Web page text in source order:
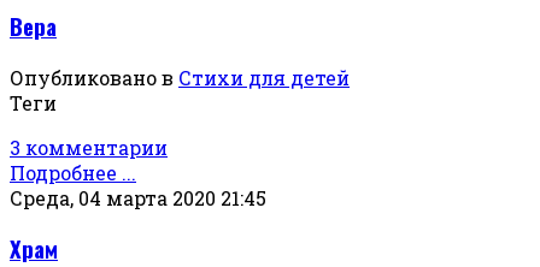
Вера
Опубликовано в Стихи для детей
Теги
3 комментарии
Подробнее ...
Среда, 04 марта 2020 21:45
Храм